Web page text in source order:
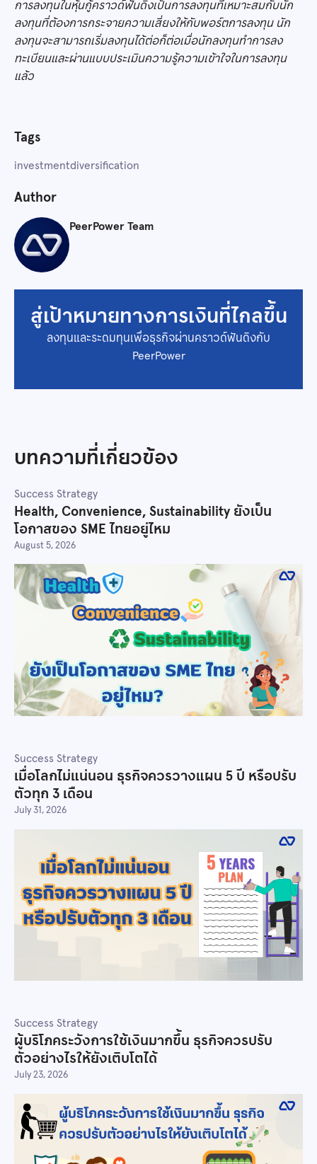
การลงทุนในหุ้นกู้คราวด์ฟันดิงเป็นการลงทุนที่เหมาะสมกับนัก
ลงทุนที่ต้องการกระจายความเสี่ยงให้กับพอร์ตการลงทุน นัก
ลงทุนจะสามารถเริ่มลงทุนได้ต่อก็ต่อเมื่อนักลงทุนทำการลง
ทะเบียนและผ่านแบบประเมินความรู้ความเข้าใจในการลงทุน
แล้ว
Tags
investmentdiversification
Author
PeerPower Team
สู่เป้าหมายทางการเงินที่ไกลขึ้น
ลงทุนและระดมทุนเพื่อธุรกิจผ่านคราวด์ฟันดิงกับ
PeerPower
บทความที่เกี่ยวข้อง
Success Strategy
Health, Convenience, Sustainability ยังเป็น
โอกาสของ SME ไทยอยู่ไหม
August 5, 2026
Success Strategy
เมื่อโลกไม่แน่นอน ธุรกิจควรวางแผน 5 ปี หรือปรับ
ตัวทุก 3 เดือน
July 31, 2026
Success Strategy
ผู้บริโภคระวังการใช้เงินมากขึ้น ธุรกิจควรปรับ
ตัวอย่างไรให้ยังเติบโตได้
July 23, 2026